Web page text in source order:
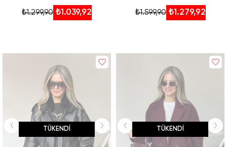
₺1.039,92
₺1.299,90 ₺1.279,92
₺1.599,90
TÜKENDI TÜKENDI